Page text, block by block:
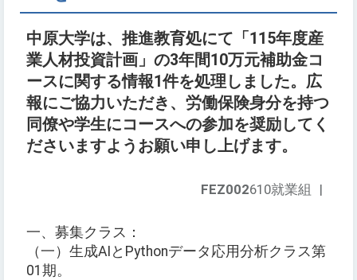
中原大学は、推進教育処にて「115年度産
業人材投資計画」の3年間10万元補助金コ
ースに関する情報1件を処理しました。広
報にご協力いただき、労働保険身分を持つ
同僚や学生にコースへの参加を奨励してく
ださいますようお願い申し上げます。
FEZ002610就業組 |
一、募集クラス：
（一）生成AIとPythonデータ応用分析クラス第
01期。